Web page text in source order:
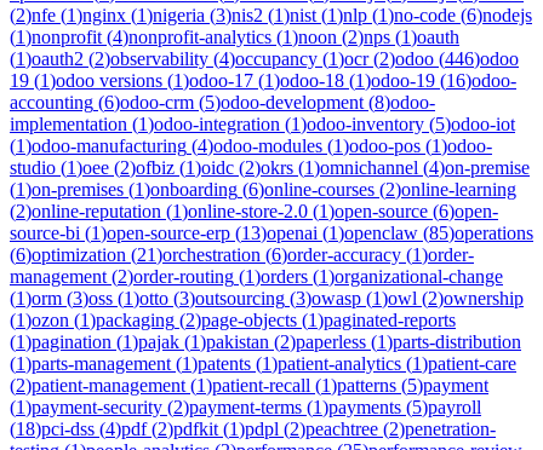
(2)nfe (1)nginx (1)nigeria (3)nis2 (1)nist (1)nlp (1)no-code (6)nodejs
(1)nonprofit (4)nonprofit-analytics (1)noon (2)nps (1)oauth
(1)oauth2 (2)observability (4)occupancy (1)ocr(2)odoo (446)odoo
19 (1)odoo versions (1)odoo-17 (1)odoo-18 (1)odoo-19 (16)odoo-
accounting (6)odoo-crm (5)odoo-development (8)odoo-
implementation (1)odoo-integration (1)odoo-inventory (5)odoo-iot
(1)odoo-manufacturing (4)odoo-modules (1)odoo-pos (1)odoo-
studio (1)oee (2)ofbiz (1)oidc (2)okrs (1)omnichannel (4)on-premise
(1)on-premises (1)onboarding (6)online-courses (2)online-learning
(2)online-reputation (1)online-store-2.0 (1)open-source (6)open-
source-bi (1)open-source-erp (13)openai (1)openclaw (85)operations
(6)optimization (21)orchestration (6)order-accuracy (1)order-
management (2)order-routing (1)orders (1)organizational-change
(1)orm (3)oss (1)otto (3)outsourcing (3)owasp (1)owl (2)ownership
(1)ozon (1)packaging (2)page-objects (1)paginated-reports
(1)pagination (1)pajak (1)pakistan (2)paperless (1)parts-distribution
(1)parts-management (1)patents (1)patient-analytics (1)patient-care
(2)patient-management (1)patient-recall (1)patterns (5)payment
(1)payment-security (2)payment-terms (1)payments (5)payroll
(18)pci-dss (4)pdf(2)pdfkit (1)pdpl (2)peachtree (2)penetration-